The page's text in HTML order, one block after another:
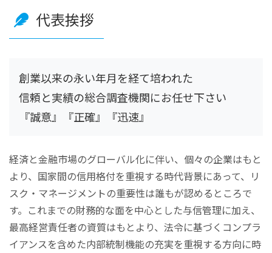
代表挨拶
創業以来の永い年月を経て培われた
信頼と実績の総合調査機関にお任せ下さい
『誠意』『正確』『迅速』
経済と金融市場のグローバル化に伴い、個々の企業はもと
より、国家間の信用格付を重視する時代背景にあって、リ
スク・マネージメントの重要性は誰もが認めるところで
す。これまでの財務的な面を中心とした与信管理に加え、
最高経営責任者の資質はもとより、法令に基づくコンプラ
イアンスを含めた内部統制機能の充実を重視する方向に時